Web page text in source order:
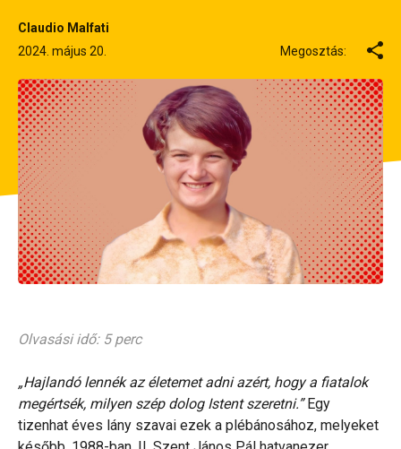
Claudio Malfati
2024. május 20.
Megosztás:
Olvasási idő: 5 perc
„Hajlandó lennék az életemet adni azért, hogy a fiatalok
megértsék, milyen szép dolog Istent szeretni.”Egy
tizenhat éves lány szavai ezek a plébánosához, melyeket